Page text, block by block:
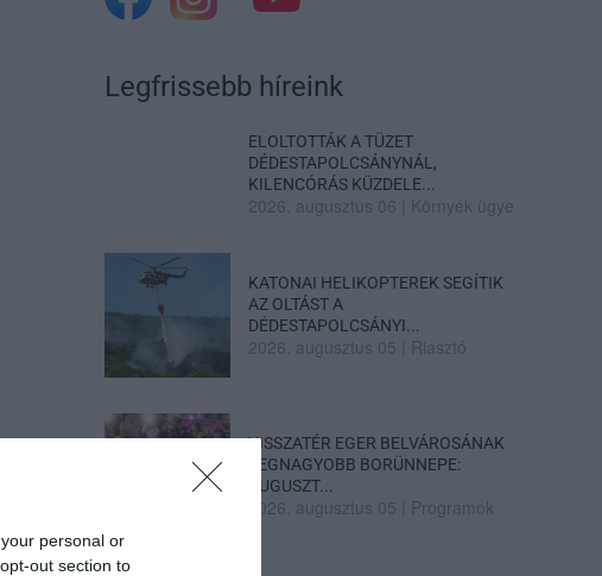
personal or
out section to
Legfrissebb híreink
ELOLTOTTÁK A TÜZET
DÉDESTAPOLCSÁNYNÁL,
KILENCÓRÁS KÜZDELE...
2026. augusztus 06 Környék ügye
KATONAI HELIKOPTEREK SEGÍTIK
AZ OLTÁST A
DÉDESTAPOLCSÁNYI...
2026. augusztus 05 Riasztó
VISSZATÉR EGER BELVÁROSÁNAK
LEGNAGYOBB BORÜNNEPE:
AUGUSZT...
2026. augusztus 05 Programok